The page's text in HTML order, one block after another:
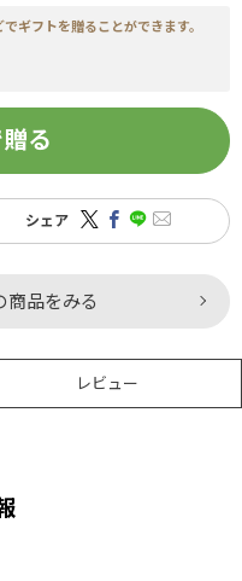
ギフトを贈ることができます。
る
シェア
商品をみる
レビュー